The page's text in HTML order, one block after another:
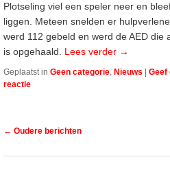
Plotseling viel een speler neer en
liggen. Meteen snelden er
werd 112 gebeld en werd de AED die
is opgehaald. Lees verder →
Geplaatst in Geen categorie, Nieuws |Geef
reactie
Bericht navigatie
← Oudere berichten